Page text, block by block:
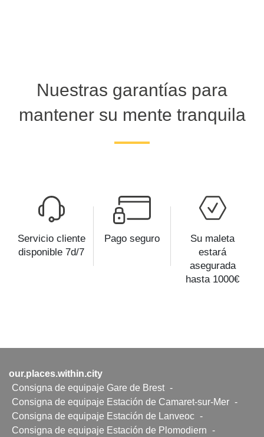
Nuestras garantías para
mantener su mente tranquila
Servicio cliente
disponible 7d/7
Pago seguro
Su maleta
estará
asegurada
hasta 1000€
our.places.within.city
Consigna de equipaje Gare de Brest -
Consigna de equipaje Estación de Camaret-sur-Mer -
Consigna de equipaje Estación de Lanveoc -
Consigna de equipaje Estación de Plomodiern
-